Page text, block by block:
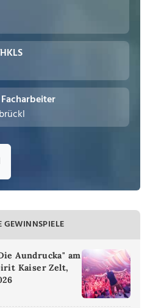
GEWINNSPIELE
Aundrucka" am
Kaiser Zelt,